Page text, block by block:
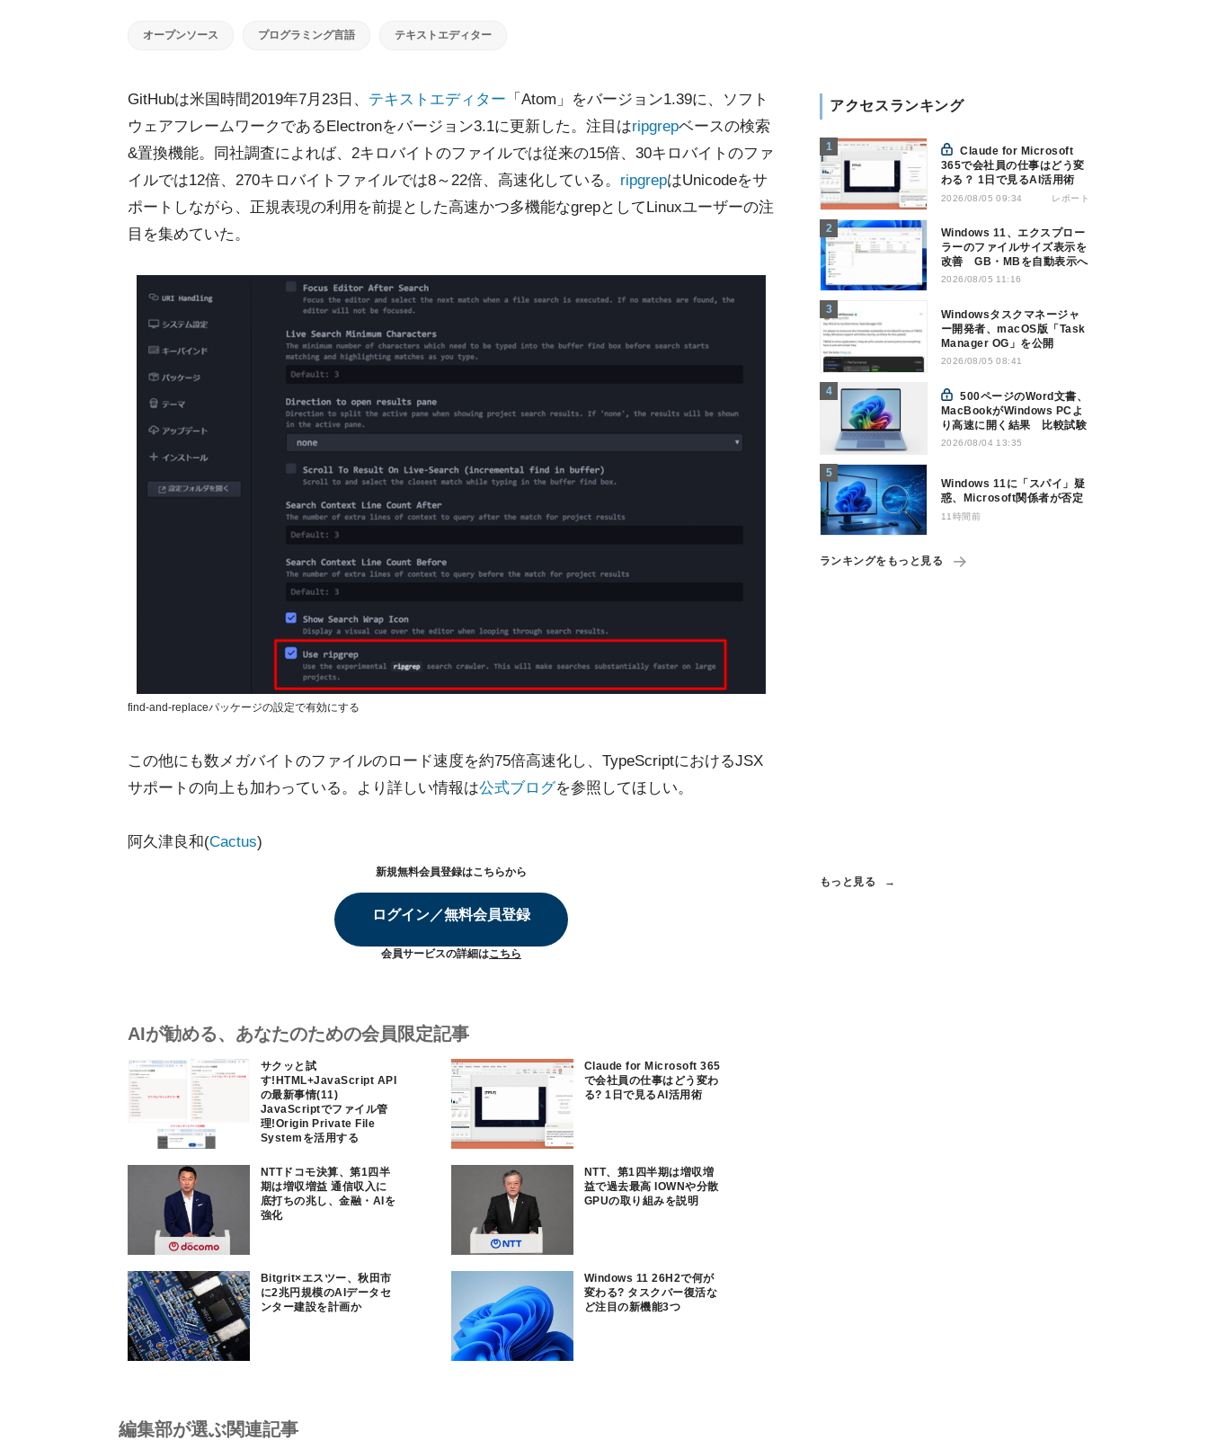
オープンソース プログラミング言語 テキストエディター
GitHubは米国時間2019年7月23日、 テキストエディター 「Atom」をバージョン1.39に、ソフト
ウェアフレームワークであるElectronをバージョン3.1に更新した。注目はripgrepベースの検索
&置換機能。同社調査によれば、2キロバイトのファイルでは従来の15倍、30キロバイトのファ
イルでは12倍、270キロバイトファイルでは8～22倍、高速化している。 ripgrepはUnicodeをサ
ポートしながら、正規表現の利用を前提とした高速かつ多機能なgrepとしてLinuxユーザーの注
目を集めていた。
find-and-replaceパッケージの設定で有効にする
この他にも数メガバイトのファイルのロード速度を約75倍高速化し、TypeScriptにおけるJSX
サポートの向上も加わっている。より詳しい情報は公式ブログを参照してほしい。
阿久津良和(Cactus)
新規無料会員登録はこちらから
ログイン／無料会員登録
会員サービスの詳細はこちら
AIが勧める、あなたのための会員限定記事
サクッと試
す!HTML+JavaScript API
の最新事情(11)
JavaScriptでファイル管
理!Origin Private File
Systemを活用する
Claude for Microsoft 365
で会社員の仕事はどう変わ
る? 1日で見るAI活用術
NTTドコモ決算、第1四半
期は増収増益 通信収入に
底打ちの兆し、金融・AIを
強化
NTT、第1四半期は増収増
益で過去最高 IOWNや分散
GPUの取り組みを説明
Bitgrit×エスツー、秋田市
に2兆円規模のAIデータセ
ンター建設を計画か
Windows 11 26H2で何が
変わる? タスクバー復活な
ど注目の新機能3つ
アクセスランキング
Claude for Microsoft
365で会社員の仕事はどう変
わる？ 1日で見るAI活用術
2026/08/05 09:34 レポート
Windows 11、エクスプロー
ラーのファイルサイズ表示を
改善 GB・MBを自動表示へ
2026/08/05 11:16
Windowsタスクマネージャ
ー開発者、macOS版「Task
Manager OG」を公開
2026/08/05 08:41
500ページのWord文書、
MacBookがWindows PCよ
り高速に開く結果 比較試験
2026/08/04 13:35
Windows 11に「スパイ」疑
惑、Microsoft関係者が否定
11時間前
ランキングをもっと見る
もっと見る
編集部が選ぶ関連記事